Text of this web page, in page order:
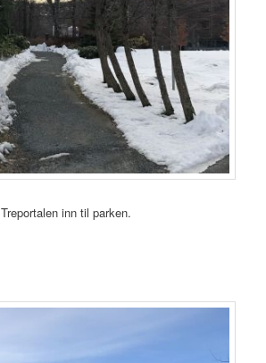
Treportalen inn til parken.